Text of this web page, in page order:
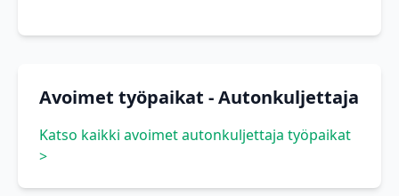
Avoimet työpaikat - Autonkuljettaja
Katso kaikki avoimet autonkuljettaja työpaikat
>